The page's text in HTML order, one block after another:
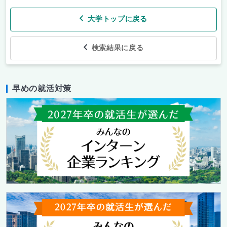
大学トップに戻る
検索結果に戻る
早めの就活対策